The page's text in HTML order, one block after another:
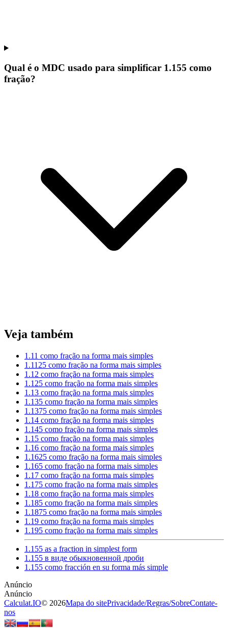
Qual é o MDC usado para simplificar 1.155 como
fração?
Veja também
1.11 como fração na forma mais simples
1.1125 como fração na forma mais simples
1.12 como fração na forma mais simples
1.125 como fração na forma mais simples
1.13 como fração na forma mais simples
1.135 como fração na forma mais simples
1.1375 como fração na forma mais simples
1.14 como fração na forma mais simples
1.145 como fração na forma mais simples
1.15 como fração na forma mais simples
1.16 como fração na forma mais simples
1.1625 como fração na forma mais simples
1.165 como fração na forma mais simples
1.17 como fração na forma mais simples
1.175 como fração na forma mais simples
1.18 como fração na forma mais simples
1.185 como fração na forma mais simples
1.1875 como fração na forma mais simples
1.19 como fração na forma mais simples
1.195 como fração na forma mais simples
1.155 as a fraction in simplest form
1.155 в виде обыкновенной дроби
1.155 como fracción en su forma más simple
Calculat.IO© 2026Mapa do sitePrivacidade/Regras/SobreContate-
nos